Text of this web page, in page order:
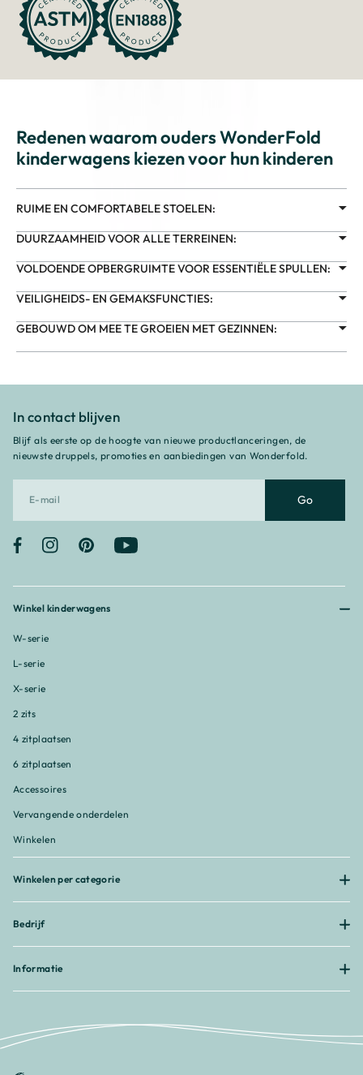
¡
Redenen waarom ouders WonderFold
kinderwagens kiezen voor hun kinderen
RUIME EN COMFORTABELE STOELEN:
DUURZAAMHEID VOOR ALLE TERREINEN:
VOLDOENDE OPBERGRUIMTE VOOR ESSENTIËLE SPULLEN:
VEILIGHEIDS- EN GEMAKSFUNCTIES:
GEBOUWD OM MEE TE GROEIEN MET GEZINNEN:
Winkel kinderwagens
W-serie
L-serie
X-serie
2 zits
4 zitplaatsen
6 zitplaatsen
Accessoires
Vervangende onderdelen
Winkelen
Winkelen per categorie
Bedrijf
Informatie
In contact blijven
Blijf als eerste op de hoogte van nieuwe productlanceringen, de
nieuwste druppels, promoties en aanbiedingen van Wonderfold.
Go
FacebookInstagramPinterest YouTube